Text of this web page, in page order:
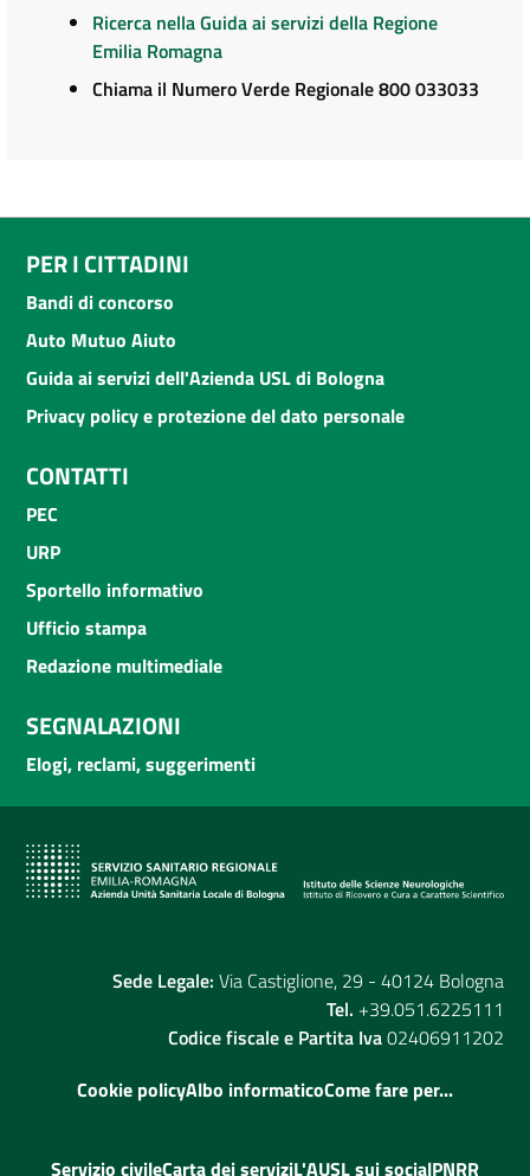
Ricerca nella Guida ai servizi della Regione
Emilia Romagna
Chiama il Numero Verde Regionale 800 033033
PER I CITTADINI
Bandi di concorso
Auto Mutuo Aiuto
Guida ai servizi dell'Azienda USL di Bologna
Privacy policy e protezione del dato personale
CONTATTI
PEC
URP
Sportello informativo
Ufficio stampa
Redazione multimediale
SEGNALAZIONI
Elogi, reclami, suggerimenti
Sede Legale: Via Castiglione, 29 - 40124 Bologna
Tel. +39.051.6225111
Codice fiscale e Partita Iva02406911202
Cookie policyAlbo informaticoCome fare per...
Servizio civileCarta dei serviziL'AUSL sui socialPNRR